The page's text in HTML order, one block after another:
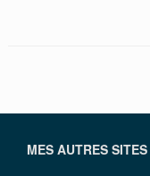
MES AUTRES